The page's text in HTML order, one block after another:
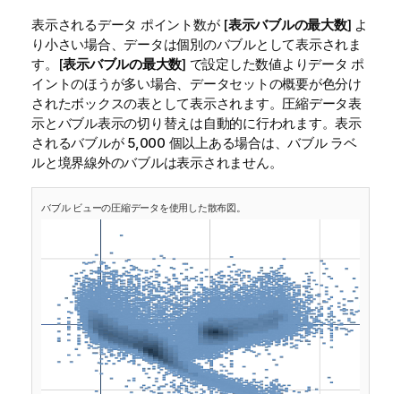
表示されるデータ ポイント数が [表示バブルの最大数] よ
り小さい場合、データは個別のバブルとして表示されま
す。[表示バブルの最大数] で設定した数値よりデータ ポ
イントのほうが多い場合、データセットの概要が色分け
されたボックスの表として表示されます。圧縮データ表
示とバブル表示の切り替えは自動的に行われます。表示
されるバブルが 5,000 個以上ある場合は、バブル ラベ
ルと境界線外のバブルは表示されません。
バブル ビューの圧縮データを使用した散布図。